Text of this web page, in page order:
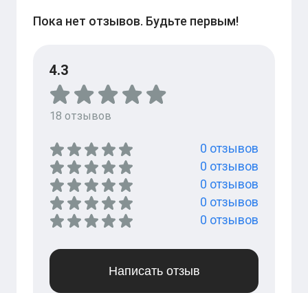
Пока нет отзывов. Будьте первым!
4.3
18 отзывов
0 отзывов
0 отзывов
0 отзывов
0 отзывов
0 отзывов
Написать отзыв